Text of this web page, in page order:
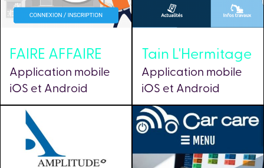
FAIRE AFFAIRE
Application mobile
iOS et Android
Tain L'Hermitage
Application mobile
iOS et Android